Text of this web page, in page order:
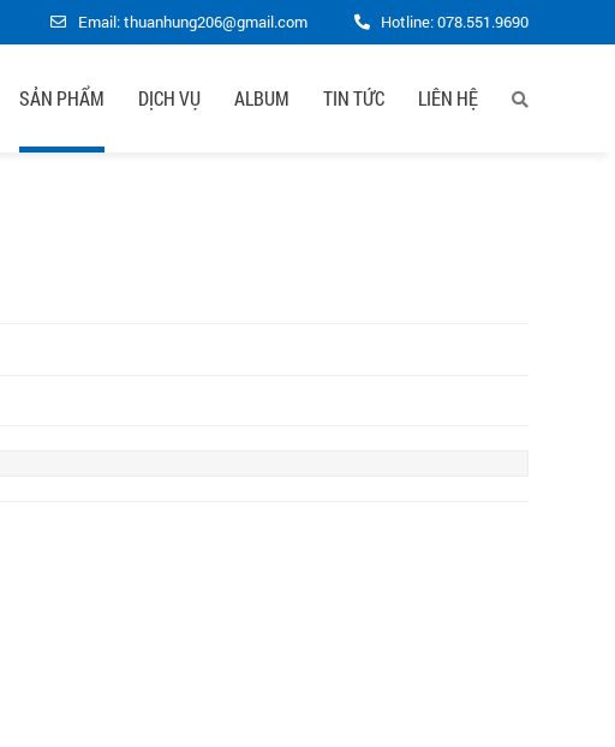
Email: thuanhung206@gmail.com Hotline:078.551.9690
SẢN PHẨM DỊCH VỤ ALBUM TIN TỨC LIÊN HỆ